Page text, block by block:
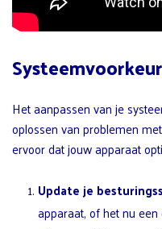
Het aanpassen van je
oplossen van problemen
ervoor dat jouw apparaat
Update je
apparaat, of het nu